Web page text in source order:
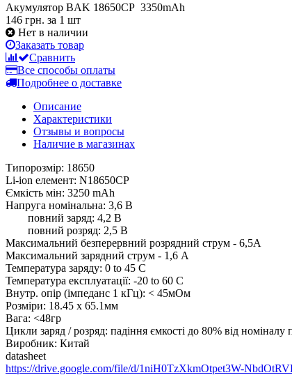
Акумулятор BAK 18650CP 3350mAh
146 грн. за 1 шт
Нет в наличии
Заказать товар
Сравнить
Все способы оплаты
Подробнее о доставке
Описание
Характеристики
Отзывы и вопросы
Наличие в магазинах
Типорозмір: 18650
Li-ion елемент: N18650CP
Ємкість мін: 3250 mAh
Напруга номінальна: 3,6 В
повний заряд: 4,2 В
повний розряд: 2,5 В
Максимальний безперервний розрядний струм - 6,5А
Максимальний зарядний струм - 1,6 А
Температура заряду: 0 to 45 C
Температура експлуатації: -20 to 60 C
Внутр. опір (імпеданс 1 кГц): < 45мОм
Розміри: 18.45 х 65.1мм
Вага: <48гр
Цикли заряд / розряд: падіння ємкості до 80% від
Виробник: Китай
datasheet
https://drive.google.com/file/d/1niH0TzXkmOtpet3W-